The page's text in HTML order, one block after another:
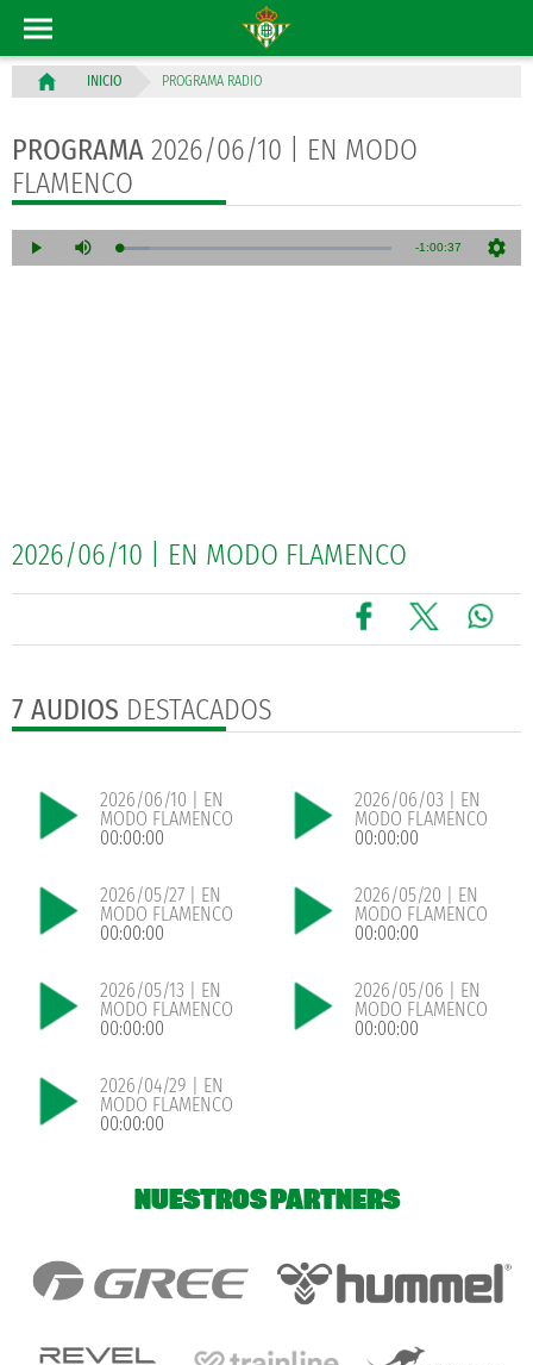
INICIO PROGRAMA RADIO
PROGRAMA 2026/06/10 | EN MODO
FLAMENCO
2026/06/10 | EN MODO FLAMENCO
7 AUDIOS DESTACADOS
2026/06/10 | EN
MODO FLAMENCO
00:00:00
2026/06/03 | EN
MODO FLAMENCO
00:00:00
2026/05/27 | EN
MODO FLAMENCO
00:00:00
2026/05/20 | EN
MODO FLAMENCO
00:00:00
2026/05/13 | EN
MODO FLAMENCO
00:00:00
2026/05/06 | EN
MODO FLAMENCO
00:00:00
2026/04/29 | EN
MODO FLAMENCO
00:00:00
NUESTROS PARTNERS